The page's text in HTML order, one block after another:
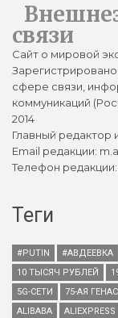
связи
Сайт о мировой
сфере связи,
коммуникаций
2014
Главный
Email редакции:
Телефон
Теги
#PUTIN #АВДЕЕВКА
10 ТЫСЯЧ РУБЛЕЙ
5G-СЕТИ
75-АЯ
ALIBABA
ALIEXPRESS